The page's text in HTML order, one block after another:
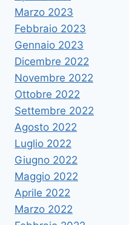
Marzo 2023
Febbraio 2023
Gennaio 2023
Dicembre 2022
Novembre 2022
Ottobre 2022
Settembre 2022
Agosto 2022
Luglio 2022
Giugno 2022
Maggio 2022
Aprile 2022
Marzo 2022